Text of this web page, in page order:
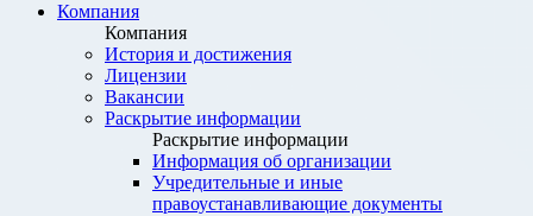
Компания
Компания
История и достижения
Лицензии
Вакансии
Раскрытие информации
Раскрытие информации
Информация об организации
Учредительные и иные
правоустанавливающие документы